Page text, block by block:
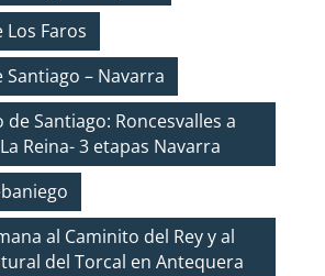
Los Faros
Santiago – Navarra
de Santiago: Roncesvalles a
Reina- 3 etapas Navarra
al Caminito del Rey y al
del Torcal en Antequera